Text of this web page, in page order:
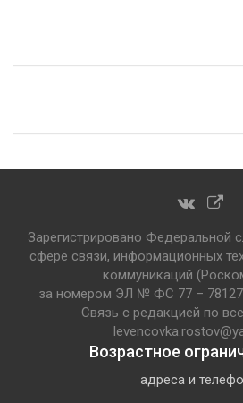
Зарегистрировано Федеральной
сфере связи, информационных
коммуникаций
за номером ЭЛ № ФС 77 – 78127
Связь с редакцией по
Возрастное
адреса и